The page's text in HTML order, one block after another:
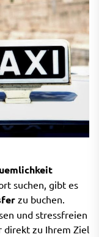
suchen, gibt es
zu buchen.
und stressfreien
direkt zu Ihrem Ziel